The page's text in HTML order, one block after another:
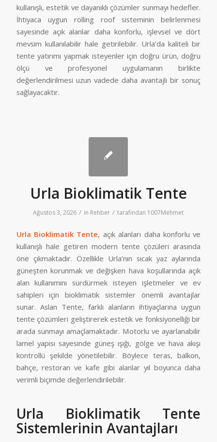
kullanışlı, estetik ve dayanıklı çözümler sunmayı hedefler.
İhtiyaca uygun rolling roof sisteminin belirlenmesi
sayesinde açık alanlar daha konforlu, işlevsel ve dört
mevsim kullanılabilir hale getirilebilir. Urla’da kaliteli bir
tente yatırımı yapmak isteyenler için doğru ürün, doğru
ölçü ve profesyonel uygulamanın birlikte
değerlendirilmesi uzun vadede daha avantajlı bir sonuç
sağlayacaktır.
Urla Bioklimatik Tente
Ağustos 3, 2026 / in Rehber / tarafından 1007Mehmet
Urla Bioklimatik Tente, açık alanları daha konforlu ve
kullanışlı hale getiren modern tente çözüleri arasında
öne çıkmaktadır. Özellikle Urla’nın sıcak yaz aylarında
güneşten korunmak ve değişken hava koşullarında açık
alan kullanımını sürdürmek isteyen işletmeler ve ev
sahipleri için bioklimatik sistemler önemli avantajlar
sunar. Aslan Tente, farklı alanların ihtiyaçlarına uygun
tente çözümleri geliştirerek estetik ve fonksiyonelliği bir
arada sunmayı amaçlamaktadır. Motorlu ve ayarlanabilir
lamel yapısı sayesinde güneş ışığı, gölge ve hava akışı
kontrollü şekilde yönetilebilir. Böylece teras, balkon,
bahçe, restoran ve kafe gibi alanlar yıl boyunca daha
verimli biçimde değerlendirilebilir.
Urla Bioklimatik Tente
Sistemlerinin Avantajları